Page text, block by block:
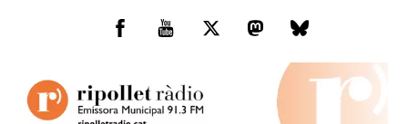
Facebook
You
TwitterMastodonBluesky